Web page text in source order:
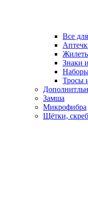
Все
Знаки
Тросы
Замша
Микрофибра
Щётки,